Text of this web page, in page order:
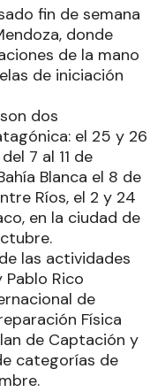
fin de semana
donde
de la mano
de iniciación
dos
el 25 y 26
7 al 11 de
Blanca el 8 de
Ríos, el 2 y 24
en la ciudad de
las actividades
Rico
de
Física
de Captación y
categorías de